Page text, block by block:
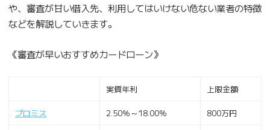
や、審査が甘い借入先、利用してはいけない危ない業者の特徴
などを解説していきます。
《審査が早いおすすめカードローン》
実質年利 上限金額
プロミス 2.50％～18.00％ 800万円